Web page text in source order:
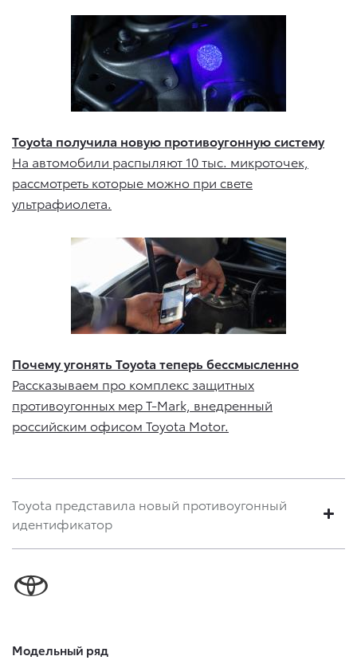
Toyota получила новую противоугонную систему
На автомобили распыляют 10 тыс. микроточек,
рассмотреть которые можно при свете
ультрафиолета.
Почему угонять Toyota теперь бессмысленно
Рассказываем про комплекс защитных
противоугонных мер T-Mark, внедренный
российским офисом Toyota Motor.
Toyota представила новый противоугонный
идентификатор
Модельный ряд